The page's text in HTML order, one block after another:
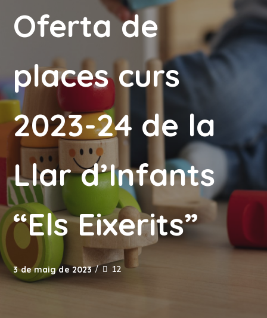
Oferta de
places curs
2023-24 de la
Llar d’Infants
“Els Eixerits”
3 de maig de 2023 12